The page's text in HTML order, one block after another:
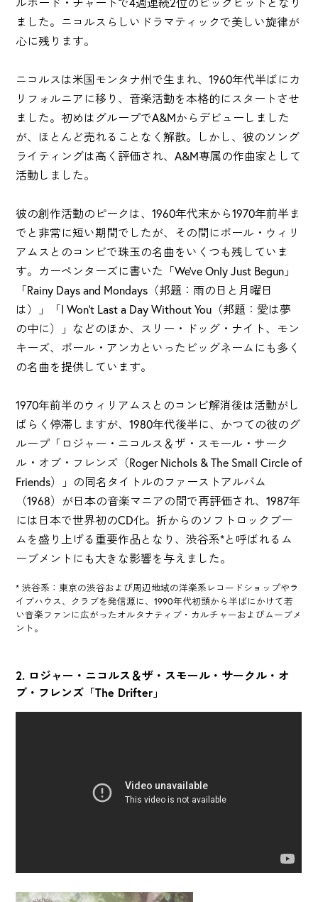
ました。ニコルスらしいドラマティックで美しい旋律が
心に残ります。
ニコルスは米国モンタナ州で生まれ、1960年代半ばにカ
リフォルニアに移り、音楽活動を本格的にスタートさせ
ました。初めはグループでA&Mからデビューしました
が、ほとんど売れることなく解散。しかし、彼のソング
ライティングは高く評価され、A&M専属の作曲家として
活動しました。
彼の創作活動のピークは、1960年代末から1970年前半ま
でと非常に短い期間でしたが、その間にポール・ウィリ
アムスとのコンビで珠玉の名曲をいくつも残していま
す。カーペンターズに書いた「We've Only Just Begun」
「Rainy Days and Mondays（邦題：雨の日と月曜日
は）」「I Won't Last a Day Without You（邦題：愛は夢
の中に）」などのほか、スリー・ドッグ・ナイト、モン
キーズ、ポール・アンカといったビッグネームにも多く
の名曲を提供しています。
1970年前半のウィリアムスとのコンビ解消後は活動がし
ばらく停滞しますが、1980年代後半に、かつての彼のグ
ループ「ロジャー・ニコルス＆ザ・スモール・サーク
ル・オブ・フレンズ（Roger Nichols & The Small Circle of
Friends）」の同名タイトルのファーストアルバム
（1968）が日本の音楽マニアの間で再評価され、1987年
には日本で世界初のCD化。折からのソフトロックブー
ムを盛り上げる重要作品となり、渋谷系*と呼ばれるム
ーブメントにも大きな影響を与えました。
* 渋谷系：東京の渋谷および周辺地域の洋楽系レコードショップやラ
イブハウス、クラブを発信源に、1990年代初頭から半ばにかけて若
い音楽ファンに広がったオルタナティブ・カルチャーおよびムーブメ
ント。
2. ロジャー・ニコルス＆ザ・スモール・サークル・オ
ブ・フレンズ「The Drifter」